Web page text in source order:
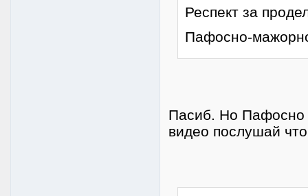
Респект за
Пафосно-
Пасиб. Но Пафосно
видео послушай